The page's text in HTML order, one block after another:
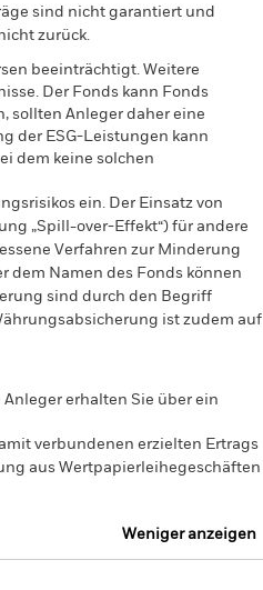
sind nicht garantiert und
zurück.
beeinträchtigt. Weitere
Der Fonds kann Fonds
sollten Anleger daher eine
der ESG-Leistungen kann
dem keine solchen
ein. Der Einsatz von
„Spill-over-Effekt“) für andere
Verfahren zur Minderung
dem Namen des Fonds können
sind durch den Begriff
ist zudem auf
erhalten Sie über ein
verbundenen erzielten Ertrags
aus Wertpapierleihegeschäften
Weniger anzeigen